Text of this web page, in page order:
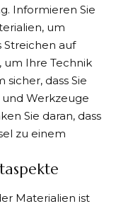
Informieren Sie
um
Streichen auf
um Ihre Technik
dass Sie
Werkzeuge
Sie daran, dass
zu einem
Materialien ist